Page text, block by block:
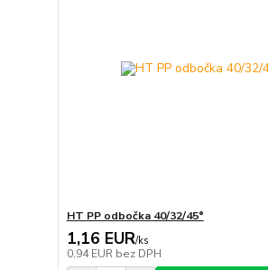
HT PP odbočka 40/32/45°
1,16 EUR/ks
0,94 EUR bez DPH